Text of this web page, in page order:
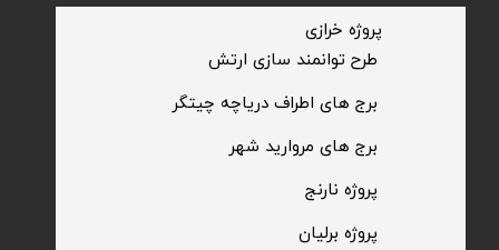
​طرح توانمند سازی ارتش
​پروژه خرازی
پروژه برلیان
​پروژه نارنج
​برج های اطراف دریاچه چیتگر
​برج های مروارید شهر